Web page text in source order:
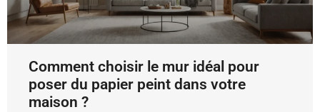
Comment choisir le mur idéal pour
poser du papier peint dans votre
maison ?